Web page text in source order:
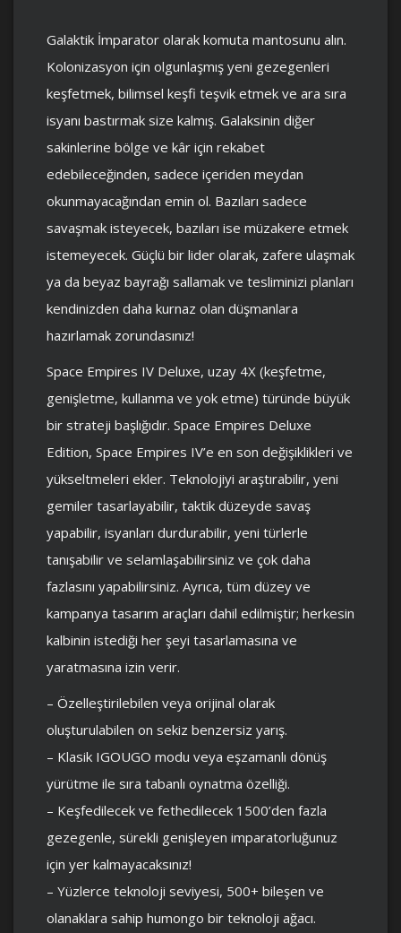
Galaktik İmparator olarak komuta mantosunu alın.
Kolonizasyon için olgunlaşmış yeni gezegenleri
keşfetmek, bilimsel keşfi teşvik etmek ve ara sıra
isyanı bastırmak size kalmış. Galaksinin diğer
sakinlerine bölge ve kâr için rekabet
edebileceğinden, sadece içeriden meydan
okunmayacağından emin ol. Bazıları sadece
savaşmak isteyecek, bazıları ise müzakere etmek
istemeyecek. Güçlü bir lider olarak, zafere ulaşmak
ya da beyaz bayrağı sallamak ve tesliminizi planları
kendinizden daha kurnaz olan düşmanlara
hazırlamak zorundasınız!
Space Empires IV Deluxe, uzay 4X (keşfetme,
genişletme, kullanma ve yok etme) türünde büyük
bir strateji başlığıdır. Space Empires Deluxe
Edition, Space Empires IV’e en son değişiklikleri ve
yükseltmeleri ekler. Teknolojiyi araştırabilir, yeni
gemiler tasarlayabilir, taktik düzeyde savaş
yapabilir, isyanları durdurabilir, yeni türlerle
tanışabilir ve selamlaşabilirsiniz ve çok daha
fazlasını yapabilirsiniz. Ayrıca, tüm düzey ve
kampanya tasarım araçları dahil edilmiştir; herkesin
kalbinin istediği her şeyi tasarlamasına ve
yaratmasına izin verir.
– Özelleştirilebilen veya orijinal olarak
oluşturulabilen on sekiz benzersiz yarış.
– Klasik IGOUGO modu veya eşzamanlı dönüş
yürütme ile sıra tabanlı oynatma özelliği.
– Keşfedilecek ve fethedilecek 1500’den fazla
gezegenle, sürekli genişleyen imparatorluğunuz
için yer kalmayacaksınız!
– Yüzlerce teknoloji seviyesi, 500+ bileşen ve
olanaklara sahip humongo bir teknoloji ağacı.